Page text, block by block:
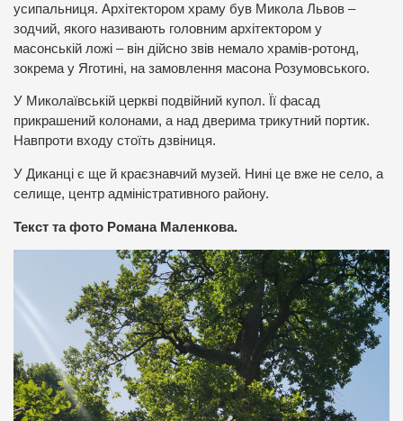
усипальниця. Архітектором храму був Микола Львов –
зодчий, якого називають головним архітектором у
масонській ложі – він дійсно звів немало храмів-ротонд,
зокрема у Яготині, на замовлення масона Розумовського.
У Миколаївській церкві подвійний купол. Її фасад
прикрашений колонами, а над дверима трикутний портик.
Навпроти входу стоїть дзвіниця.
У Диканці є ще й краєзнавчий музей. Нині це вже не село, а
селище, центр адміністративного району.
Текст та фото Романа Маленкова.